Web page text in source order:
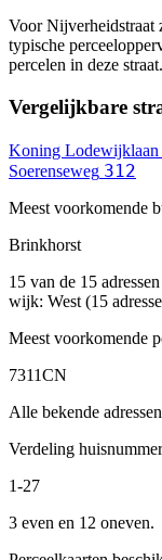
Voor Nijverheidstraat
typische
percelen in deze straat.
Vergelijkbare
Koning Lodewijklaan
Soerenseweg 312
Meest voorkomende
Brinkhorst
15 van de 15
wijk: West (15
Meest voorkomende
7311CN
Alle bekende
Verdeling
1-27
3 even en 12 oneven.